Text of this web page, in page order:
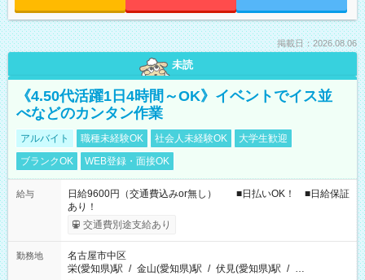
掲載日：2026.08.06
未読
《4.50代活躍1日4時間～OK》イベントでイス並
べなどのカンタン作業
アルバイト 職種未経験OK 社会人未経験OK
大学生歓迎
ブランクOK
WEB登録・面接OK
給与
日給9600円（交通費込みor無し） ■日払いOK！ ■日給保証
あり！
交通費別途支給あり
勤務地
名古屋市中区
栄(愛知県)駅 / 金山(愛知県)駅 / 伏見(愛知県)駅 / …